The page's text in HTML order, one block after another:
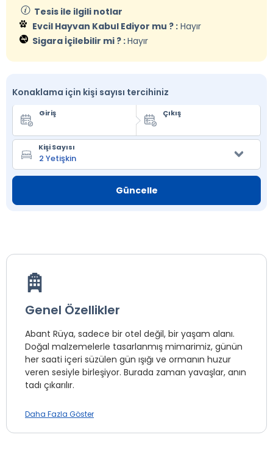
Tesis ile ilgili notlar
Evcil Hayvan Kabul Ediyor mu ? : Hayır
Sigara İçilebilir mi ? :Hayır
Konaklama için kişi sayısı tercihiniz
Giriş Çıkış
Kişi Sayısı
Güncelle
Genel Özellikler
Abant Rüya, sadece bir otel değil, bir yaşam alanı.
Doğal malzemelerle tasarlanmış mimarimiz, günün
her saati içeri süzülen gün ışığı ve ormanın huzur
veren sesiyle birleşiyor. Burada zaman yavaşlar, anın
tadı çıkarılır.
Daha Fazla Göster